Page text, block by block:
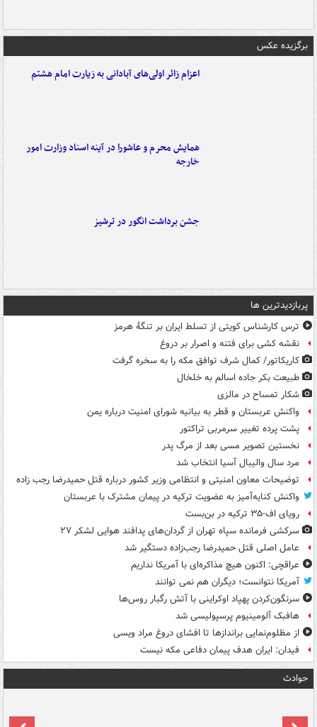
برگزیده عکس
اعزام زائر اولی‌های آبادانی به زیارت امام هشتم
همایش محرم و عاشورا در آینه اسناد وزارت امور
خارجه
جشن برداشت انگور در ترشیز
پربازدیدترین ها
ترس کارشناس کویتی از تسلط ایران بر تنگۀ هرمز
نقشه کشی برای فتنه و اصرار بر دروغ
کاریکاتور/ کمال شرف توافق مکه را به سخره گرفت
طبیعت بکر جاده اسالم به خلخال
شکار تمساح در مالزی
واکنش عربستان و قطر به بیانیه شورای امنیت درباره یمن
پشت پرده تغییر سرمربی تراکتور
نخستین تصویر مسی بعد از مرگ پدر
مرد سال والیبال آسیا انتخاب شد
توضیحات معاون امنیتی و انتظامی وزیر کشور درباره قتل حمیدرضا رجب زاده
واکنش کنایه‌آمیز به عضویت ترکیه در پیمان مشترک با عربستان
رویای اف-۳۵ ترکیه در بن‌بست
سرکشی فرمانده سپاه تهران از گردان‌های پدافند هوایی لشکر ۲۷
عامل اصلی قتل حمیدرضا رجب‌زاده دستگیر شد
عراقچی: اکنون هیچ مذاکره‌ای با آمریکا نداریم
آمریکا نتوانست؛ دیگران هم نمی توانند
سرنگون‌کردن پهپاد اوکراینی با آتش رگبار روس‌ها
هافبک آلومینیوم پرسپولیسی شد
از مظلوم‌نمایی براندازها تا افشای دروغ مراد ویسی
فیدان: ایران هدف پیمان دفاعی مکه نیست
حوادث